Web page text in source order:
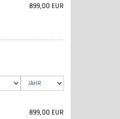
899,00 EUR
899,00 EUR